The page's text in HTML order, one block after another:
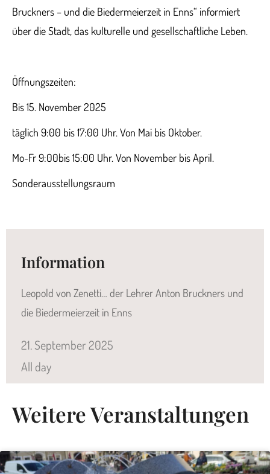
Bruckners – und die Biedermeierzeit in Enns“ informiert
über die Stadt, das kulturelle und gesellschaftliche Leben.
Öffnungszeiten:
Bis 15. November 2025
täglich 9:00 bis 17:00 Uhr. Von Mai bis Oktober.
Mo-Fr 9:00bis 15:00 Uhr. Von November bis April.
Sonderausstellungsraum
Information
Leopold von Zenetti… der Lehrer Anton Bruckners und
die Biedermeierzeit in Enns
21.September2025
All day
Weitere Veranstaltungen